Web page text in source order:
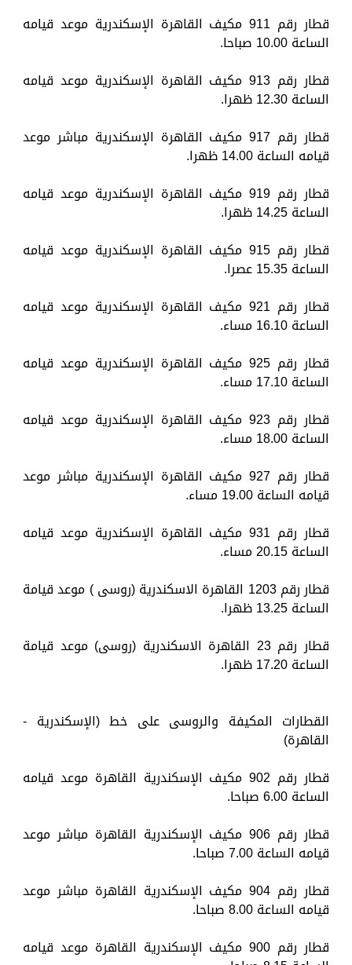
قطار رقم 911 مكيف القاهرة الإسكندرية موعد قيامه
الساعة 10.00 صباحا.
قطار رقم 913 مكيف القاهرة الإسكندرية موعد قيامه
الساعة 12.30 ظهرا.
قطار رقم 917 مكيف القاهرة الإسكندرية مباشر موعد
قيامه الساعة 14.00 ظهرا.
قطار رقم 919 مكيف القاهرة الإسكندرية موعد قيامه
الساعة 14.25 ظهرا.
قطار رقم 915 مكيف القاهرة الإسكندرية موعد قيامه
الساعة 15.35 عصرا.
قطار رقم 921 مكيف القاهرة الإسكندرية موعد قيامه
الساعة 16.10 مساء.
قطار رقم 925 مكيف القاهرة الإسكندرية موعد قيامه
الساعة 17.10 مساء.
قطار رقم 923 مكيف القاهرة الإسكندرية موعد قيامه
الساعة 18.00 مساء.
قطار رقم 927 مكيف القاهرة الإسكندرية مباشر موعد
قيامه الساعة 19.00 مساء.
قطار رقم 931 مكيف القاهرة الإسكندرية موعد قيامه
الساعة 20.15 مساء.
قطار رقم 1203 القاهرة الاسكندرية (روسى ) موعد قيامة
الساعة 13.25 ظهرا.
قطار رقم 23 القاهرة الاسكندرية (روسى) موعد قيامة
الساعة 17.20 ظهرا.
القطارات المكيفة والروسى على خط (الإسكندرية -
القاهرة)
قطار رقم 902 مكيف الإسكندرية القاهرة موعد قيامه
الساعة 6.00 صباحا.
قطار رقم 906 مكيف الإسكندرية القاهرة مباشر موعد
قيامه الساعة 7.00 صباحا.
قطار رقم 904 مكيف الإسكندرية القاهرة مباشر موعد
قيامه الساعة 8.00 صباحا.
قطار رقم 900 مكيف الإسكندرية القاهرة موعد قيامه